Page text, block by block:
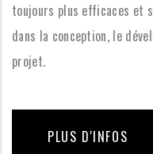
toujours plus efficaces et
dans la conception, le
projet.
PLUS D'INFOS